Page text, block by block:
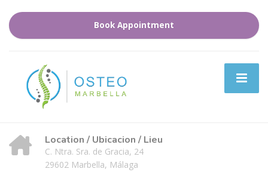
Book Appointment
Location / Ubicacion / Lieu
C. Ntra. Sra. de Gracia, 24
29602 Marbella, Málaga